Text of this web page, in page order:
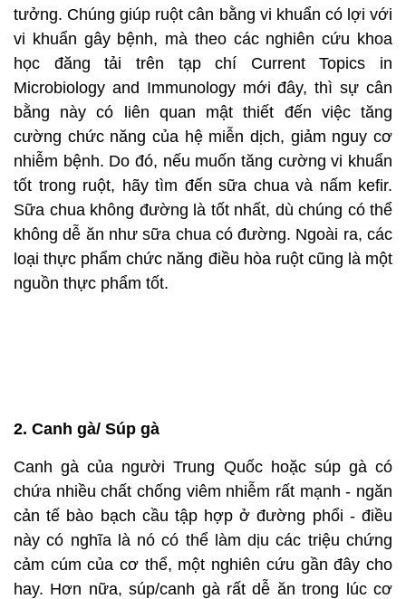
tưởng. Chúng giúp ruột cân bằng vi khuẩn có lợi với
vi khuẩn gây bệnh, mà theo các nghiên cứu khoa
học đăng tải trên tạp chí Current Topics in
Microbiology and Immunology mới đây, thì sự cân
bằng này có liên quan mật thiết đến việc tăng
cường chức năng của hệ miễn dịch, giảm nguy cơ
nhiễm bệnh. Do đó, nếu muốn tăng cường vi khuẩn
tốt trong ruột, hãy tìm đến sữa chua và nấm kefir.
Sữa chua không đường là tốt nhất, dù chúng có thể
không dễ ăn như sữa chua có đường. Ngoài ra, các
loại thực phẩm chức năng điều hòa ruột cũng là một
nguồn thực phẩm tốt.
2. Canh gà/ Súp gà
Canh gà của người Trung Quốc hoặc súp gà có
chứa nhiều chất chống viêm nhiễm rất mạnh - ngăn
cản tế bào bạch cầu tập hợp ở đường phổi - điều
này có nghĩa là nó có thể làm dịu các triệu chứng
cảm cúm của cơ thể, một nghiên cứu gần đây cho
hay. Hơn nữa, súp/canh gà rất dễ ăn trong lúc cơ